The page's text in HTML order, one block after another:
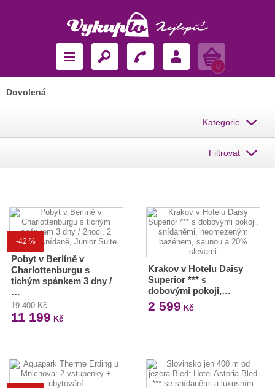
Košík
0
Dovolená
Kategorie
Filtrovat
-42 %
Pobyt v Berlíně v
Charlottenburgu s
tichým spánkem 3 dny /
…
19 400 Kč
11 199 Kč
Krakov v Hotelu Daisy
Superior *** s
dobovými pokoji,…
2 599 Kč